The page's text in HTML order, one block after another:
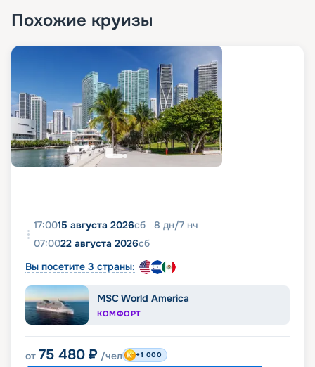
Похожие круизы
17:0015 августа 2026сб 8 дн/7 нч
07:0022 августа 2026сб
Вы посетите 3 страны:
MSC World America
КОМФОРТ
от 75 480 ₽ /чел +1 000